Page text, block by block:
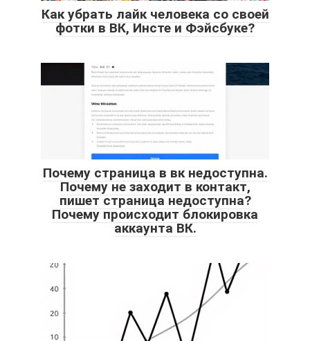
Как убрать лайк человека со своей
фотки в ВК, Инсте и Фэйсбуке?
Почему страница в вк недоступна.
Почему не заходит в контакт,
пишет страница недоступна?
Почему происходит блокировка
аккаунта ВК.